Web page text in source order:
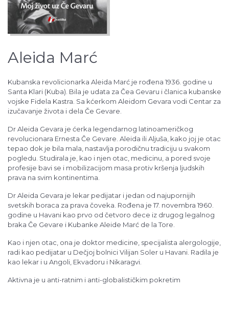
Aleida Marć
Kubanska revolicionarka Aleida Marć je rođena 1936. godine u
Santa Klari (Kuba). Bila je udata za Čea Gevaru i članica kubanske
vojske Fidela Kastra. Sa kćerkom Aleidom Gevara vodi Centar za
izučavanje života i dela Če Gevare.
Dr Aleida Gevara je ćerka legendarnog latinoameričkog
revolucionara Ernesta Če Gevare. Aleida ili Aljuša, kako joj je otac
tepao dok je bila mala, nastavlja porodičnu tradiciju u svakom
pogledu. Studirala je, kao i njen otac, medicinu, a pored svoje
profesije bavi se i mobilizacijom masa protiv kršenja ljudskih
prava na svim kontinentima.
Dr Aleida Gevara je lekar pedijatar i jedan od najupornijih
svetskih boraca za prava čoveka. Rođena je 17. novembra 1960.
godine u Havani kao prvo od četvoro dece iz drugog legalnog
braka Če Gevare i Kubanke Aleide Marć de la Tore.
Kao i njen otac, ona je doktor medicine, specijalista alergologije,
radi kao pedijatar u Dečjoj bolnici Vilijan Soler u Havani. Radila je
kao lekar i u Angoli, Ekvadoru i Nikaragvi.
Aktivna je u anti-ratnim i anti-globalističkim pokretim